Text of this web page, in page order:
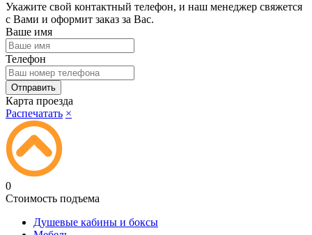
Укажите свой контактный телефон, и наш менеджер свяжется
с Вами и оформит заказ за Вас.
Ваше имя
Телефон
Карта проезда
Распечатать ×
0
Стоимость подъема
Душевые кабины и боксы